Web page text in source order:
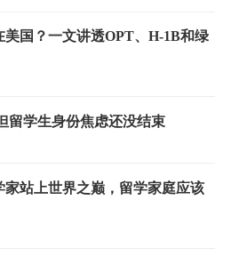
国？一文讲透OPT、H-1B和绿
留学生身份焦虑还没结束
站上世界之巅，留学家庭应该